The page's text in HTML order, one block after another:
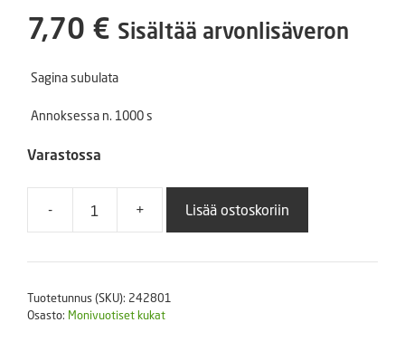
7,70 € Sisältää arvonlisäveron
Sagina subulata
Annoksessa n. 1000 s
Varastossa
-
Polkuhaarikko
+ Lisää ostoskoriin
Tuotetunnus (SKU): 242801
Osasto: Monivuotiset kukat